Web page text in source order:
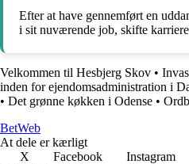
Efter at have gennemført en
i sit nuværende job, skifte
Velkommen til Hesbjerg Skov •
inden for ejendomsadministration i
• Det grønne køkken i Odense •
BetWeb
At dele er kærligt
X
Facebook Instagram